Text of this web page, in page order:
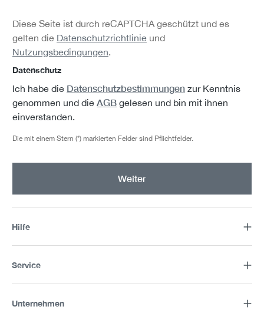
Diese Seite ist durch reCAPTCHA geschützt und es
gelten die Datenschutzrichtlinie und
Nutzungsbedingungen.
Datenschutz
Ich habe die Datenschutzbestimmungen zur Kenntnis
genommen und die AGB gelesen und bin mit ihnen
einverstanden.
Die mit einem Stern (*) markierten Felder sind Pflichtfelder.
Weiter
Hilfe
Service
Unternehmen